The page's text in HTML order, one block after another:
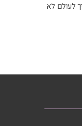
לעולם לא